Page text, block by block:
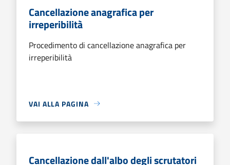
Cancellazione anagrafica per
irreperibilità
Procedimento di cancellazione anagrafica per
irreperibilità
VAI ALLA PAGINA
Cancellazione dall'albo degli scrutatori